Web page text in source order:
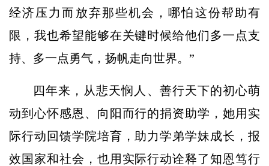
经济压力而放弃那些机会，哪怕这份帮助有
限，我也希望能够在关键时候给他们多一点支
持、多一点勇气，扬帆走向世界。”
四年来，从悲天悯人、善行天下的初心萌
动到心怀感恩、向阳而行的捐资助学，她用实
际行动回馈学院培育，助力学弟学妹成长，报
效国家和社会，也用实际行动诠释了知恩笃行